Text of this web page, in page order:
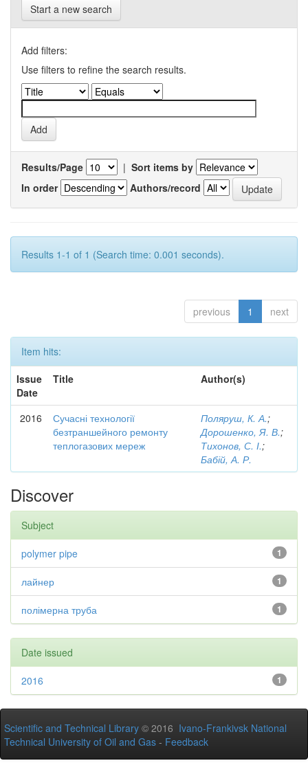
Start a new search
Add filters:
Use filters to refine the search results.
Results/Page | Sort items by
In order
Authors/record
Results 1-1 of 1 (Search time: 0.001 seconds).
previous 1 next
Item hits:
Issue
Date
Title Author(s)
2016
Сучасні технології
безтраншейного ремонту
теплогазових мереж
Поляруш, К. А.;
Дорошенко, Я. В.;
Тихонов, С. І.;
Бабій, А. Р.
Discover
Subject
1
polymer pipe
1
лайнер
1
полімерна труба
Date issued
1
2016
Scientific and Technical Library © 2016 Ivano-Frankivsk National
Technical University of Oil and Gas - Feedback